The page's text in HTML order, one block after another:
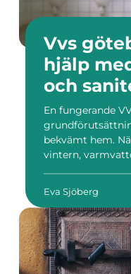
Vvs
hjälp
och
En fungerande
bekvämt hem.
vintern,
Eva Sjöberg